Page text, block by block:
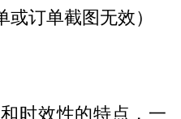
订单截图无效）
时效性的特点，一